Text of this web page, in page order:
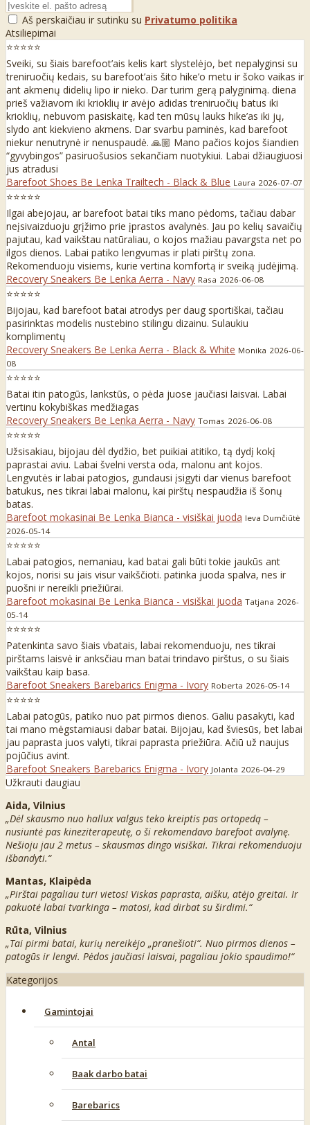
Aš perskaičiau ir sutinku su Privatumo politika
Atsiliepimai
⭐⭐⭐⭐⭐
Sveiki, su šiais barefoot’ais kelis kart slystelėjo, bet nepalyginsi su
treniruočių kedais, su barefoot’ais šito hike’o metu ir šoko vaikas ir
ant akmenų didelių lipo ir nieko. Dar turim gerą palyginimą. diena
prieš važiavom iki krioklių ir avėjo adidas treniruočių batus iki
krioklių, nebuvom pasiskaitę, kad ten mūsų lauks hike’as iki jų,
slydo ant kiekvieno akmens. Dar svarbu paminės, kad barefoot
niekur nenutrynė ir nenuspaudė. 🙏🏼 Mano pačios kojos šiandien
“gyvybingos” pasiruošusios sekančiam nuotykiui. Labai džiaugiuosi
jus atradusi
Barefoot Shoes Be Lenka Trailtech - Black & Blue Laura 2026-07-07
⭐⭐⭐⭐⭐
Ilgai abejojau, ar barefoot batai tiks mano pėdoms, tačiau dabar
neįsivaizduoju grįžimo prie įprastos avalynės. Jau po kelių savaičių
pajutau, kad vaikštau natūraliau, o kojos mažiau pavargsta net po
ilgos dienos. Labai patiko lengvumas ir plati pirštų zona.
Rekomenduoju visiems, kurie vertina komfortą ir sveiką judėjimą.
Recovery Sneakers Be Lenka Aerra - Navy Rasa 2026-06-08
⭐⭐⭐⭐⭐
Bijojau, kad barefoot batai atrodys per daug sportiškai, tačiau
pasirinktas modelis nustebino stilingu dizainu. Sulaukiu
komplimentų
Recovery Sneakers Be Lenka Aerra - Black & White Monika 2026-06-
08
⭐⭐⭐⭐⭐
Batai itin patogūs, lankstūs, o pėda juose jaučiasi laisvai. Labai
vertinu kokybiškas medžiagas
Recovery Sneakers Be Lenka Aerra - Navy Tomas 2026-06-08
⭐⭐⭐⭐⭐
Užsisakiau, bijojau dėl dydžio, bet puikiai atitiko, tą dydį kokį
paprastai aviu. Labai švelni versta oda, malonu ant kojos.
Lengvutės ir labai patogios, gundausi įsigyti dar vienus barefoot
batukus, nes tikrai labai malonu, kai pirštų nespaudžia iš šonų
batas.
Barefoot mokasinai Be Lenka Bianca - visiškai juoda Ieva Dumčiūtė
2026-05-14
⭐⭐⭐⭐⭐
Labai patogios, nemaniau, kad batai gali būti tokie jaukūs ant
kojos, norisi su jais visur vaikščioti. patinka juoda spalva, nes ir
puošni ir nereikli priežiūrai.
Barefoot mokasinai Be Lenka Bianca - visiškai juoda Tatjana 2026-
05-14
⭐⭐⭐⭐⭐
Patenkinta savo šiais vbatais, labai rekomenduoju, nes tikrai
pirštams laisvė ir anksčiau man batai trindavo pirštus, o su šiais
vaikštau kaip basa.
Barefoot Sneakers Barebarics Enigma - Ivory Roberta 2026-05-14
⭐⭐⭐⭐⭐
Labai patogūs, patiko nuo pat pirmos dienos. Galiu pasakyti, kad
tai mano mėgstamiausi dabar batai. Bijojau, kad šviesūs, bet labai
jau paprasta juos valyti, tikrai paprasta priežiūra. Ačiū už naujus
pojūčius avint.
Barefoot Sneakers Barebarics Enigma - Ivory Jolanta 2026-04-29
Užkrauti daugiau
Aida, Vilnius
„Dėl skausmo nuo hallux valgus teko kreiptis pas ortopedą –
nusiuntė pas kineziterapeutę, o ši rekomendavo barefoot avalynę.
Nešioju jau 2 metus – skausmas dingo visiškai. Tikrai rekomenduoju
išbandyti.“
Mantas, Klaipėda
„Pirštai pagaliau turi vietos! Viskas paprasta, aišku, atėjo greitai. Ir
pakuotė labai tvarkinga – matosi, kad dirbat su širdimi.“
Rūta, Vilnius
„Tai pirmi batai, kurių nereikėjo „pranešioti“. Nuo pirmos dienos –
patogūs ir lengvi. Pėdos jaučiasi laisvai, pagaliau jokio spaudimo!“
Kategorijos
Gamintojai
Antal
Baak darbo batai
Barebarics